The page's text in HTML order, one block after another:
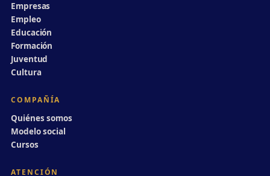
Empresas
Empleo
Educación
Formación
Juventud
Cultura
COMPAÑÍA
Quiénes somos
Modelo social
Cursos
ATENCIÓN